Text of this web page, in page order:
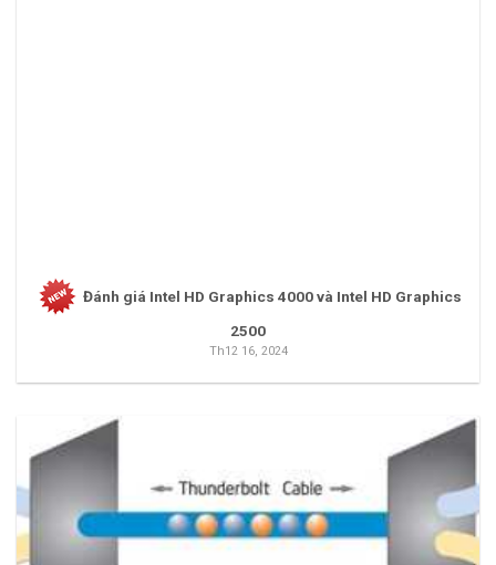
Đánh giá Intel HD Graphics 4000 và Intel HD Graphics
2500
Th12 16, 2024